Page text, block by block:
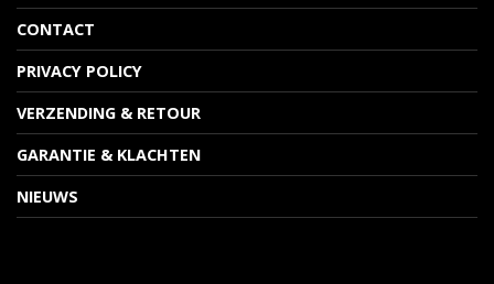
CONTACT
PRIVACY POLICY
VERZENDING & RETOUR
GARANTIE & KLACHTEN
NIEUWS